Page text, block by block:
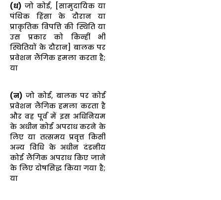
(ध) जो कोई, [सामुदायिक या
पंथिक हिंसा के दौरान या
प्राकृतिक विपत्ति की स्थिति या
उस प्रकार को किन्हीं भी
स्थितियों के दौरान] बालक पर
प्रवेशन लैंगिक हमला करता है;
या
(न) जो कोई, बालक पर कोई
प्रवेशन लैंगिक हमला करता है
और वह पूर्व में इस अधिनियम
के अधीन कोई अपराध करने के
लिए या तत्समय प्रवृत्त किसी
अन्य विधि के अधीन दंडनीय
कोई लैंगिक अपराध किए जाने
के लिए दोषसिद्ध किया गया है;
या